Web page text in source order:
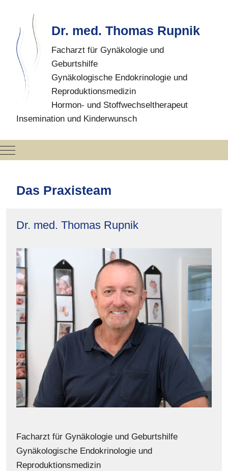
Dr. med. Thomas Rupnik
Facharzt für Gynäkologie und
Geburtshilfe
Gynäkologische Endokrinologie und
Reproduktionsmedizin
Hormon- und Stoffwechseltherapeut
Insemination und Kinderwunsch
Mobile Menu Toggle
Das Praxisteam
Dr. med. Thomas Rupnik
Facharzt für Gynäkologie und Geburtshilfe
Gynäkologische Endokrinologie und
Reproduktionsmedizin